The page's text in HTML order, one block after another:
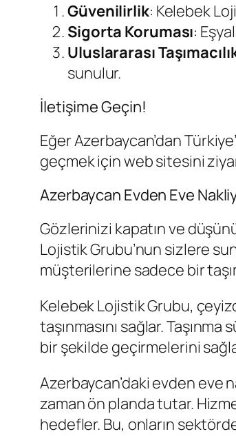
Güvenilirlik: Kelebek
Sigorta Koruması:
Uluslararası
sunulur.
İletişime Geçin!
Eğer Azerbaycan’dan
geçmek için web sitesini
Azerbaycan Evden Eve
Gözlerinizi kapatın ve
Lojistik Grubu’nun sizlere
müşterilerine sadece bir
Kelebek Lojistik Grubu,
taşınmasını sağlar.
bir şekilde geçirmelerini
Azerbaycan’daki evden
zaman ön planda tutar.
hedefler. Bu, onların